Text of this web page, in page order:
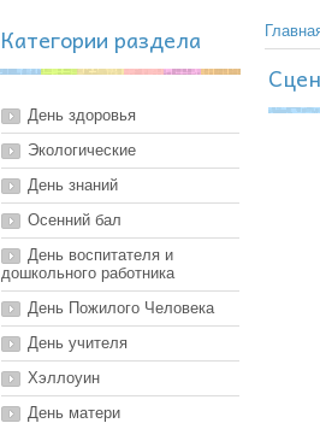
Категории раздела
День здоровья
Экологические
День знаний
Осенний бал
День воспитателя и
дошкольного работника
День Пожилого Человека
День учителя
Хэллоуин
День матери